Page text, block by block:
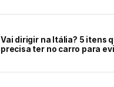
Vai dirigir na Itália? 5 itens
precisa ter no carro para